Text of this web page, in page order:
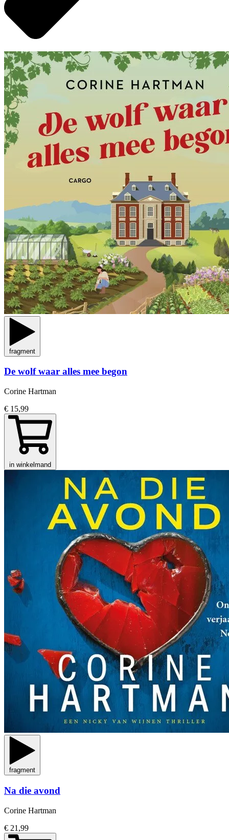
fragment
De wolf waar alles mee begon
Corine Hartman
€ 15,99
in winkelmand
fragment
Na die avond
Corine Hartman
€ 21,99